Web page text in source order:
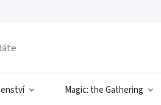
Magic: the Gathering